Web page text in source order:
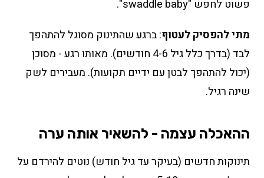
פשוט לחפש "swaddle baby".
מתי להפסיק לעטוף: ברגע שהתינוק מסוגל להתהפך
לבד (בדרך כלל גיל 4-6 חודשים). מאותו רגע - מסוכן
(יכול להתהפך לבטן עם ידיים תקועות). מעבירים לשק
שינה רגיל.
ההאכלה עצמה - להשאיר אותה ערה
תינוקות חדשים (בעיקר עד גיל חודש) נוטים להירדם על